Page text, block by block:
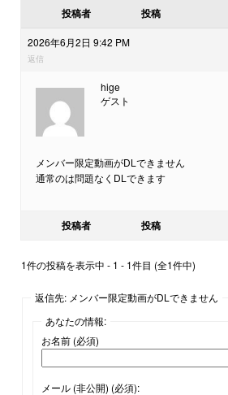
投稿者 投稿
2026年6月2日 9:42 PM
返信
hige
ゲスト
メンバー限定動画がDLできません
通常のは問題なくDLできます
投稿者 投稿
1件の投稿を表示中 - 1 - 1件目 (全1件中)
返信先: メンバー限定動画がDLできません
あなたの情報:
お名前 (必須)
メール (非公開) (必須):